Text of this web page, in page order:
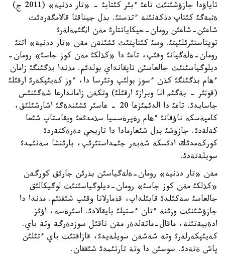
تاياؤدا جازؤشئنئث تاعئ ءبئر كئتابئ - «تار دذنية» (2011 ج)
ةثبةگئ كئتاپ دذكةنئنة ءتذستئ. بذل جيناقتا قالامگةردئث
شاعئن-شاعئن رومان-حيكاياتتارئ مةن اثگئمةلةرئ
توپتاستئرئلئپتئ. وسئ كئتاپتئث ئشئنةن مةن «تار دذنية» اتتئ
رومان-ةلةگيانئ وقئپ، تاعئ دا «كذلكئ مةن كوز جاسئ» رومان-
ديلوگياسئنئث جالعاسئن تاپقانداي بولدئم. مذندا بذگئنگئ زامان
ءهام بذگئنگئ كذن ءسوز بولئپ وتئرسا دا، ءوز كةيئپكةرئ ارقئلئ
(قوثئر - بةگئم انا وبرازئ ارقئلئ) وتكةن زاماندارعا شةگئنئس
جاسايدئ. تاعئ دا الدئمئزعا 20 - عاسئر ئشئندةگئ اشارشئلئق،
كامپةسكة ناؤقانئ ءهام رةپرةسسيا سذمدئعئ ويقاستاپ شئعا
كةلةدئ. جازؤشئ بذل شئعارمادا دا تاريحي دةرةكتةردئ
كوركةمدئك ادئسكة شةبةر جئمداستئرئپ، بارئنشا سةنئمدئ
سويلةتةدئ.
مةن «تار دذنية» رومان-ةلةگياسئن بذرئن جارئق كورگةن
«كذلكئ مةن كوز جاسئ» رومان-ديلوگياسئنئث لوگيكالئق
جالعاسئ سةكئلدئ قابئلداپ، قذمارلانا وقئپ شئقتئم. مذندا دا
جازؤشئنئث وزئنة ءتان ءستيلئ بايقالادئ. اسئرةسة، اؤئز
ادةبيةتئنة، ماقال-ماتةلدةر مةن ناقئل سوزدةرگة وتة باي.
كةيئپكةرلةرئ وتة شةشةن سويلةيدئ، قازاقتئث باي ءتئلئن
پاش ةتةدئ. سوسئن دا وتة تارتئمدئ شئققان.